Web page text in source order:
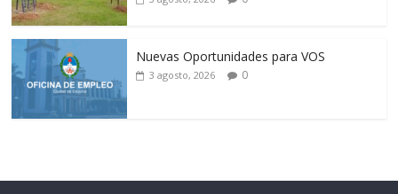
Nuevas Oportunidades para VOS
3 agosto, 2026 0